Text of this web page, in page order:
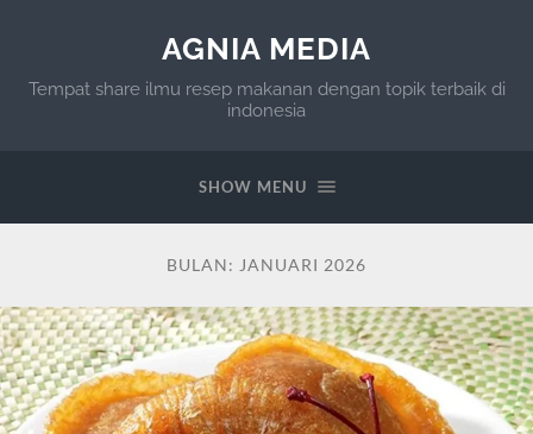
AGNIA MEDIA
Tempat share ilmu resep makanan dengan topik terbaik di
indonesia
SHOW MENU
BULAN: JANUARI 2026